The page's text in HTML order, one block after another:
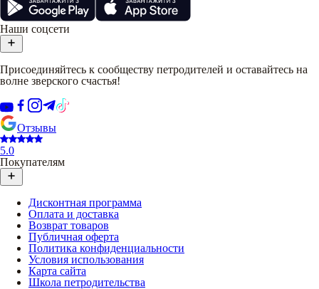
Наши соцсети
Присоединяйтесь к сообществу петродителей и оставайтесь на
волне зверского счастья!
Отзывы
5.0
Покупателям
Дисконтная программа
Оплата и доставка
Возврат товаров
Публичная оферта
Политика конфиденциальности
Условия использования
Карта сайта
Школа петродительства